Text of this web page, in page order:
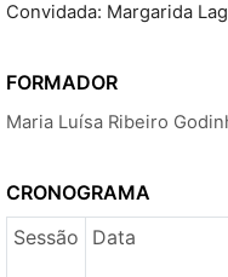
Convidada: Margarida
FORMADOR
Maria Luísa Ribeiro
CRONOGRAMA
Sessão
Data